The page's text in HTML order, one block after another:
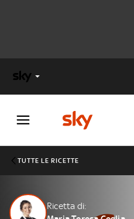
TUTTE LE RICETTE
Ricetta di: